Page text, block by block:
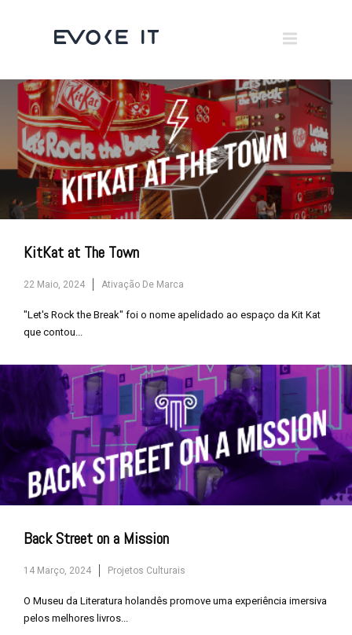
×
Museums
Brand Activation
Corporate
All
KitKat at The Town
22 Maio, 2024 Ativação De Marca
"Let's Rock the Break" foi o nome apelidado ao espaço da Kit Kat
que contou...
Back Street on a Mission
14 Março, 2024 Projetos Culturais
O Museu da Literatura holandês promove uma experiência imersiva
pelos melhores livros...